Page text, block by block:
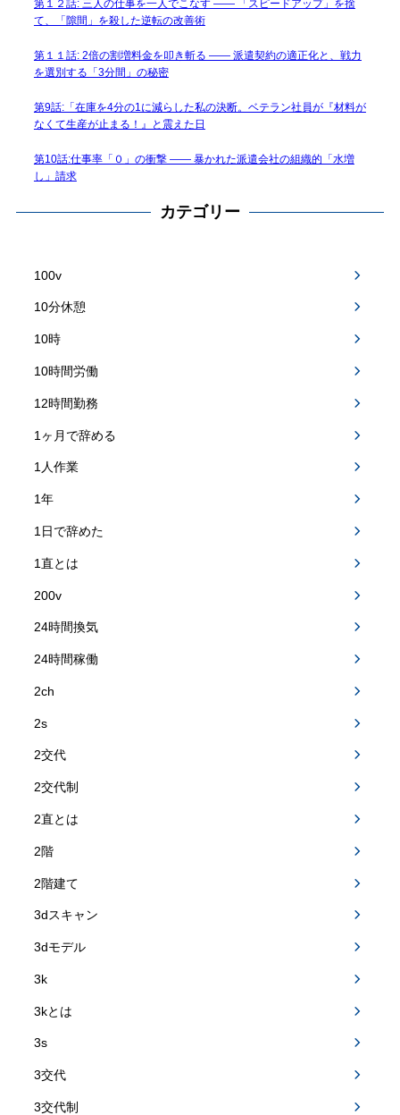
第１２話: 三人の仕事を一人でこなす —— 「スピードアップ」を捨
て、「隙間」を殺した逆転の改善術
第１１話: 2倍の割増料金を叩き斬る —— 派遣契約の適正化と、戦力
を選別する「3分間」の秘密
第9話:「在庫を4分の1に減らした私の決断。ベテラン社員が『材料が
なくて生産が止まる！』と震えた日
第10話:仕事率「０」の衝撃 —— 暴かれた派遣会社の組織的「水増
し」請求
カテゴリー
100v
10分休憩
10時
10時間労働
12時間勤務
1ヶ月で辞める
1人作業
1年
1日で辞めた
1直とは
200v
24時間換気
24時間稼働
2ch
2s
2交代
2交代制
2直とは
2階
2階建て
3dスキャン
3dモデル
3k
3kとは
3s
3交代
3交代制